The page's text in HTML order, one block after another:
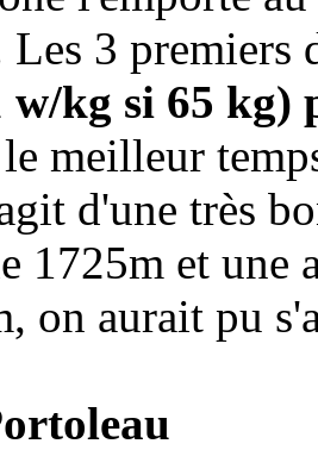
Les 3 premiers
w/kg si 65 kg)
meilleur
d'une très
1725m et une
on aurait pu